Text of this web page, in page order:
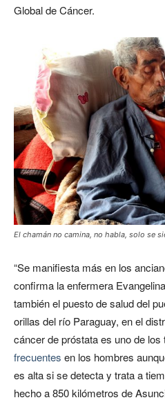
Global de Cáncer.
El chamán no camina, no habla, solo se
“Se manifiesta más en los
confirma la enfermera
también el puesto de salud del
orillas del río Paraguay, en el
cáncer de próstata es uno de
frecuentes en los hombres
es alta si se detecta y trata a
hecho a 850 kilómetros de